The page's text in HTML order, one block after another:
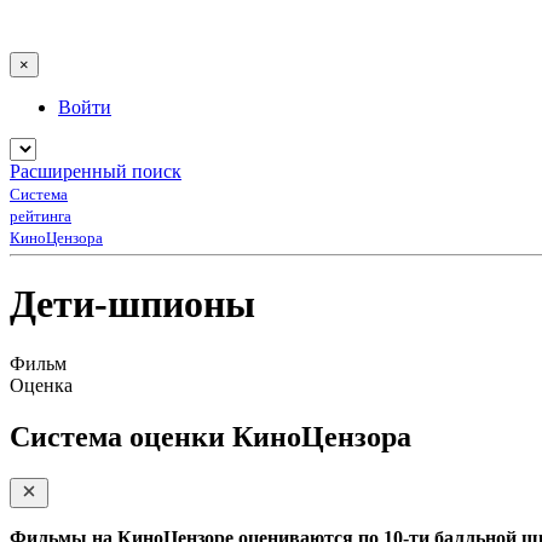
×
Войти
Расширенный поиск
Система
рейтинга
КиноЦензора
Дети-шпионы
Фильм
Оценка
Система оценки КиноЦензора
Фильмы на КиноЦензоре оцениваются по 10-ти балльной